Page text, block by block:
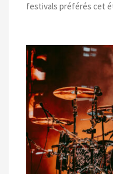
festivals préférés cet